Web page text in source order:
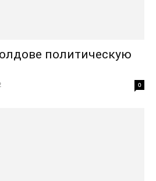
политическую
0